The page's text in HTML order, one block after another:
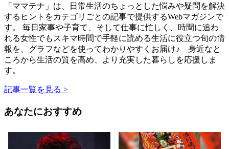
「ママテナ」は、日常生活のちょっとした悩みや疑問を解決
するヒントをカテゴリごとの記事で提供するWebマガジンで
す。 毎日家事や子育て、そして仕事に忙しく、時間に追わ
れる女性でもスキマ時間で手軽に読める生活に役立つ旬の情
報を、グラフなどを使ってわかりやすくお届け♪ 身近なと
ころから生活の質を高め、より充実した暮らしを応援しま
す。
記事一覧を見る >
あなたにおすすめ